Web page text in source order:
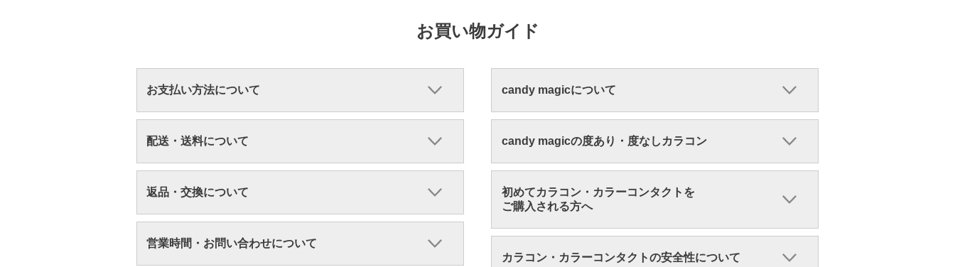
お買い物ガイド
お支払い方法について
配送・送料について
返品・交換について
営業時間・お問い合わせについて
candy magicについて
candy magicの度あり・度なしカラコン
初めてカラコン・カラーコンタクトを
ご購入される方へ
カラコン・カラーコンタクトの安全性について